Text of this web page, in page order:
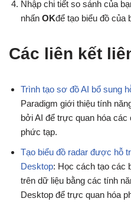
Nhập chi tiết so sánh của
nhấn OKđể tạo biểu đồ của
Các liên kết
Trình tạo sơ đồ AI bổ sung
Paradigm giới thiệu tính
bởi AI để trực quan hóa
phức tạp.
Tạo biểu đồ radar được hỗ
Desktop: Học cách tạo các
trên dữ liệu bằng các tính
Desktop để trực quan hóa